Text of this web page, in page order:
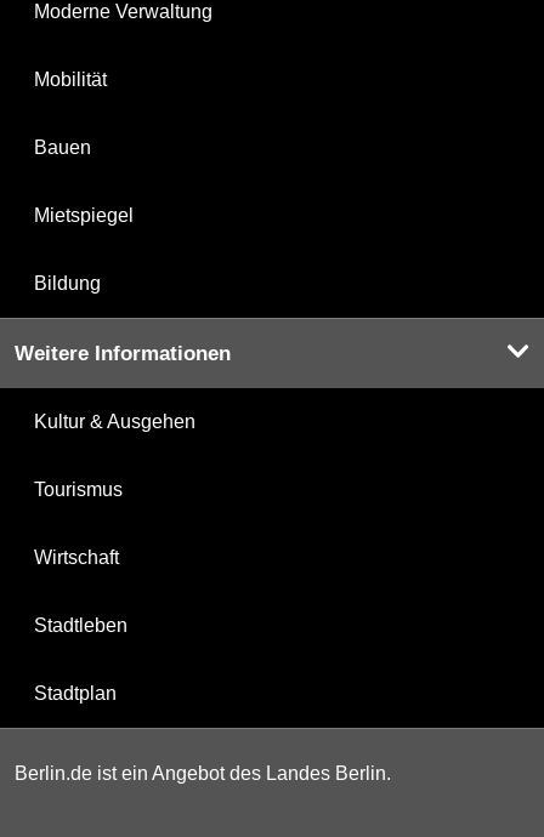
Moderne Verwaltung
Mobilität
Bauen
Mietspiegel
Bildung
Weitere Informationen
Kultur & Ausgehen
Tourismus
Wirtschaft
Stadtleben
Stadtplan
Berlin.de ist ein Angebot des Landes Berlin.